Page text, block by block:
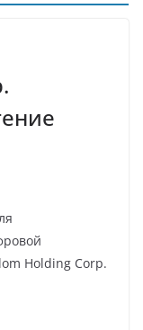
Holding Corp.